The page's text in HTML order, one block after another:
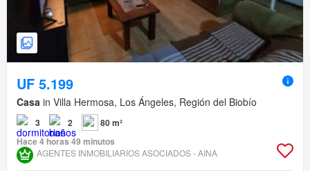
UF 5.199
Casa in Villa Hermosa, Los Ángeles, Región del Biobío
3 2
80 m²
Hace 4 horas 49 minutos
AGENTES INMOBILIARIOS ASOCIADOS - AINA